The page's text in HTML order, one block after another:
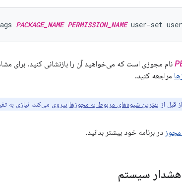
PACKAGE_NAME PERMISSION_NAME user-set
نام مجوزی است که می‌خواهید آن را بازنشانی کنید. برای
مراجعه کنید.
قبل از بهترین شیوه‌های مربوط به مجوزها پیروی می‌کند، نیازی به
در برنامه خود بیشتر بدانید.
هشدار سیستم